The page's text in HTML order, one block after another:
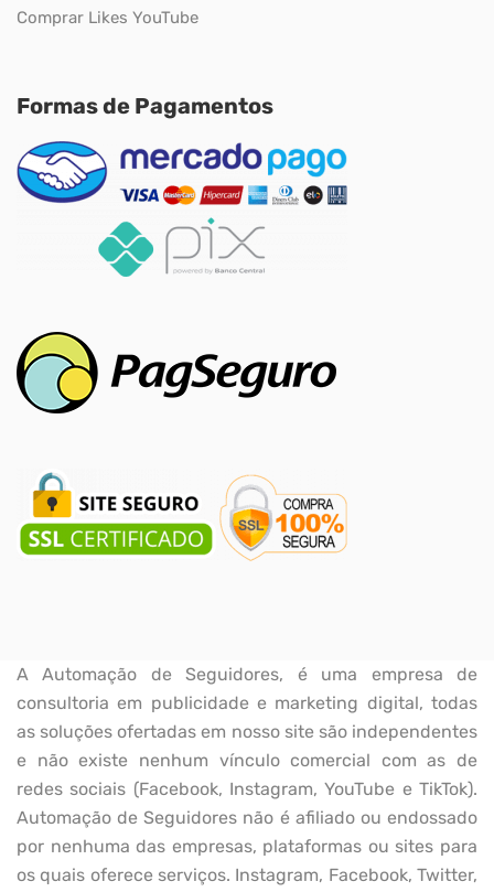
Comprar Likes YouTube
Formas de Pagamentos
A Automação de Seguidores, é uma empresa de
consultoria em publicidade e marketing digital, todas
as soluções ofertadas em nosso site são independentes
e não existe nenhum vínculo comercial com as de
redes sociais (Facebook, Instagram, YouTube e TikTok).
Automação de Seguidores não é afiliado ou endossado
por nenhuma das empresas, plataformas ou sites para
os quais oferece serviços. Instagram, Facebook, Twitter,